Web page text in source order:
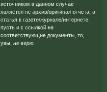
источником в данном случае
является не архив/оригинал отчета, а
статья в газете/журнале/интернете,
пусть и с ссылкой на
соответствующие документы, то,
увы, не верю.